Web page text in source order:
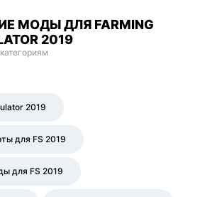
МОДЫ ДЛЯ FARMING
2019
2019
для FS 2019
для FS 2019